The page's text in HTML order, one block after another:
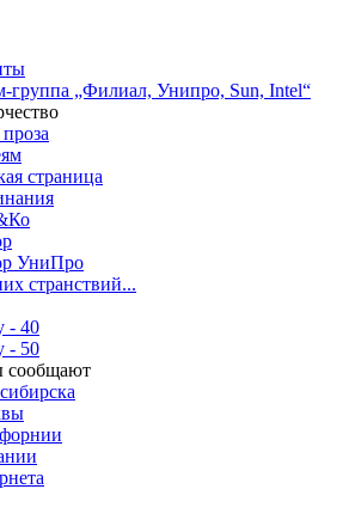
группа „Филиал, Унипро, Sun, Intel“
страница
УниПро
странствий...
- 40
- 50
сообщают